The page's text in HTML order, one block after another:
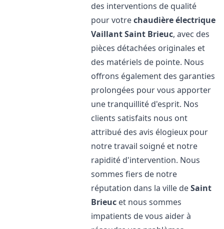
des interventions de qualité
pour votrechaudière électrique
VaillantSaint Brieuc, avec des
pièces détachées originales et
des matériels de pointe. Nous
offrons également des garanties
prolongées pour vous apporter
une tranquillité d'esprit. Nos
clients satisfaits nous ont
attribué des avis élogieux pour
notre travail soigné et notre
rapidité d'intervention. Nous
sommes fiers de notre
réputation dans la ville deSaint
Brieuc et nous sommes
impatients de vous aider à